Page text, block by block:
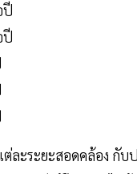
ปี
ปี
ละระยะสอดคล้อง กั